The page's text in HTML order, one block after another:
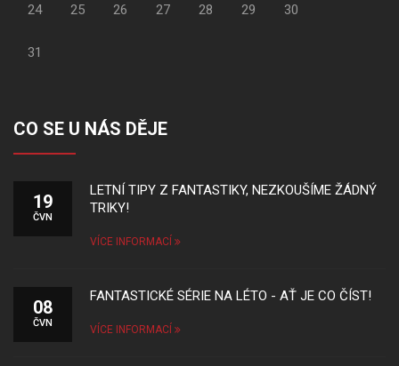
24 25 26 27 28 29 30
31
CO SE U NÁS DĚJE
19
ČVN
LETNÍ TIPY Z FANTASTIKY, NEZKOUŠÍME ŽÁDNÝ
TRIKY!
VÍCE INFORMACÍ
08
ČVN
FANTASTICKÉ SÉRIE NA LÉTO - AŤ JE CO ČÍST!
VÍCE INFORMACÍ